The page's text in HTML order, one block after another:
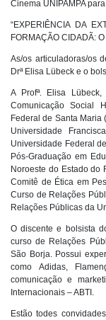
Cinema UNIPAMPA
“EXPERIÊNCIA DA
FORMAÇÃO CIDADÃ:
As/os articuladoras/os
Drª Elisa Lübeck e o
A Profª. Elisa
Comunicação Social
Federal de Santa Maria
Universidade
Universidade Federal
Pós-Graduação em
Noroeste do Estado do
Comitê de Ética em
Curso de Relações
Relações Públicas da
O discente e bolsista
curso de Relações
São Borja. Possui
como Adidas,
comunicação e
Internacionais – ABTI.
Estão todes